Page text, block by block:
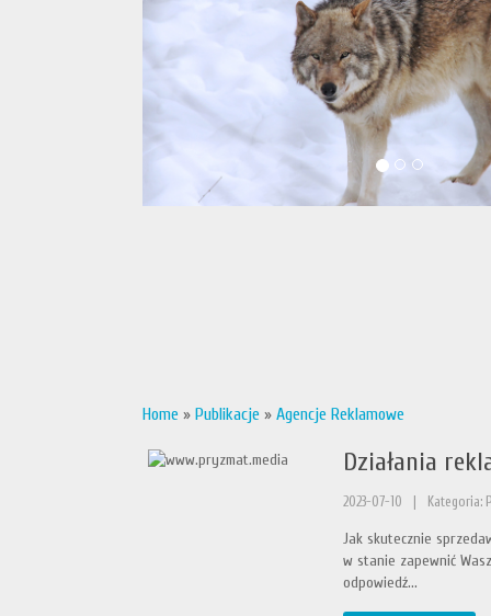
Home » Publikacje » Agencje Reklamowe
Działania
2023-07-10 Kategoria:
Jak skutecznie
w stanie zapewnić
odpowiedź...